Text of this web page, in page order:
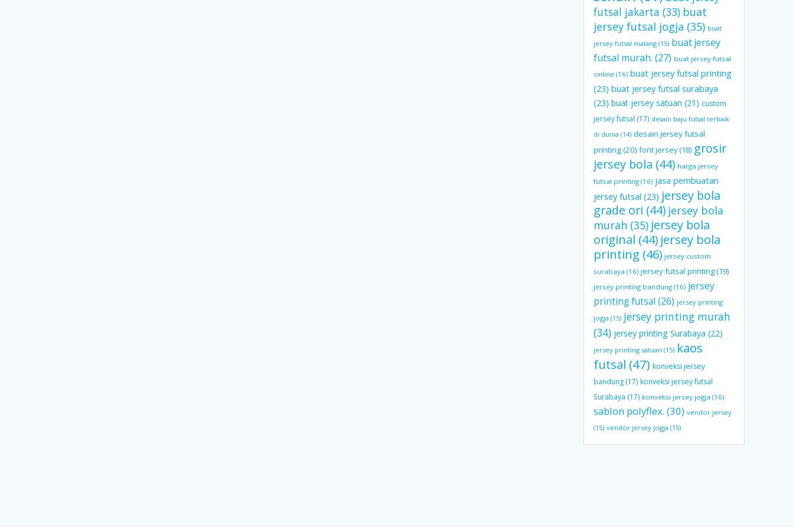
futsal jakarta (33) buat
jersey futsal jogja (35) buat
jersey futsal malang (15) buat jersey
futsal murah. (27) buat jersey futsal
online (16) buat jersey futsal printing
(23) buat jersey futsal surabaya
(23) buat jersey satuan (21) custom
jersey futsal (17) desain baju futsal terbaik
di dunia (14) desain jersey futsal
printing(20) font jersey(18) grosir
jersey bola (44) harga jersey
futsal printing (16) jasa pembuatan
jersey futsal (23) jersey bola
grade ori (44) jersey bola
murah (35) jersey bola
original (44) jersey bola
printing (46) jersey custom
surabaya (16) jersey futsal printing(19)
jersey printing bandung (16) jersey
printing futsal (26) jersey printing
jogja (15) jersey printing murah
(34) jersey printing Surabaya (22)
jersey printing satuan (15) kaos
futsal (47) konveksi jersey
bandung (17) konveksi jersey futsal
Surabaya (17) konveksi jersey jogja (16)
sablon polyflex. (30) vendor jersey
(15) vendor jersey jogja (15)